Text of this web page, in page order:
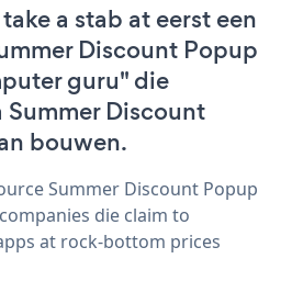
a stab at eerst een
Discount Popup
guru" die
Discount
bouwen.
Summer Discount Popup
die claim to
at rock-bottom prices